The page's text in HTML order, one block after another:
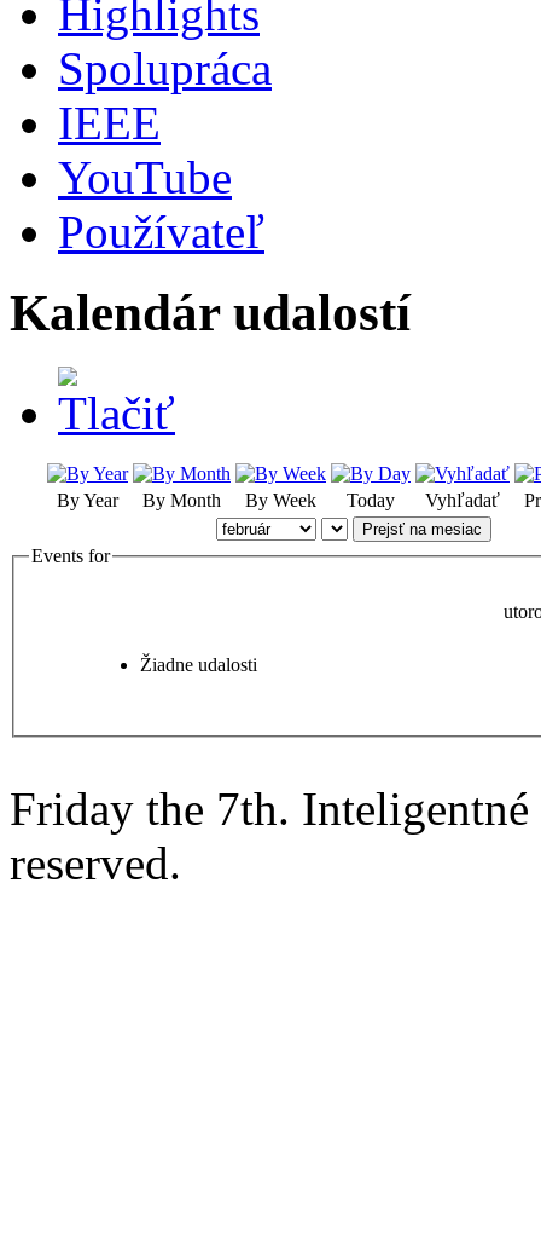
Highlights
Spolupráca
IEEE
YouTube
Používateľ
Kalendár udalostí
By Year By Month By Week Today Vyhľadať
Prejsť na mesiac
Events for
Žiadne udalosti
Friday the 7th.
reserved.